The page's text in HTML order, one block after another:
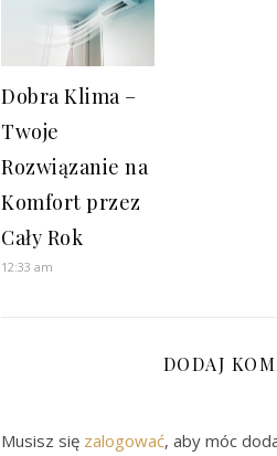
Dobra Klima –
Twoje
Rozwiązanie na
Komfort przez
Cały Rok
12:33 am
DODAJ
Musisz się zalogować, aby móc